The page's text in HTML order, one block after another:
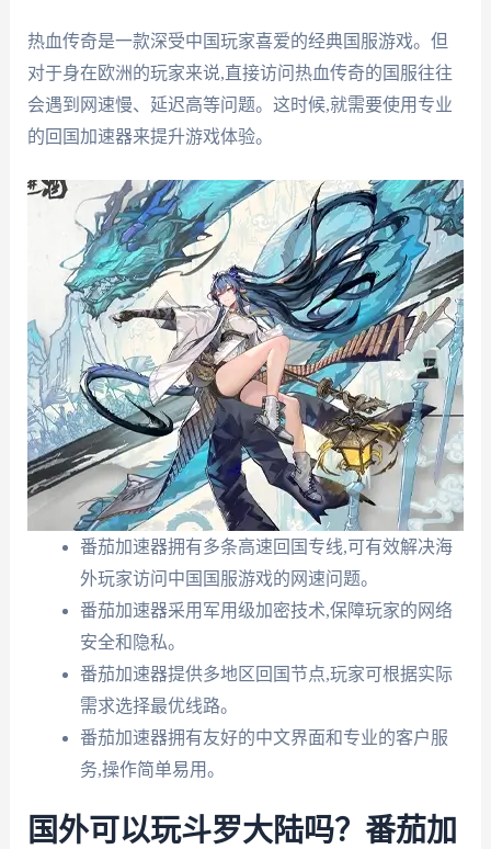
热血传奇是一款深受中国玩家喜爱的经典国服游戏。但
对于身在欧洲的玩家来说,直接访问热血传奇的国服往往
会遇到网速慢、延迟高等问题。这时候,就需要使用专业
的回国加速器来提升游戏体验。
番茄加速器拥有多条高速回国专线,可有效解决海
外玩家访问中国国服游戏的网速问题。
番茄加速器采用军用级加密技术,保障玩家的网络
安全和隐私。
番茄加速器提供多地区回国节点,玩家可根据实际
需求选择最优线路。
番茄加速器拥有友好的中文界面和专业的客户服
务,操作简单易用。
国外可以玩斗罗大陆吗？番茄加